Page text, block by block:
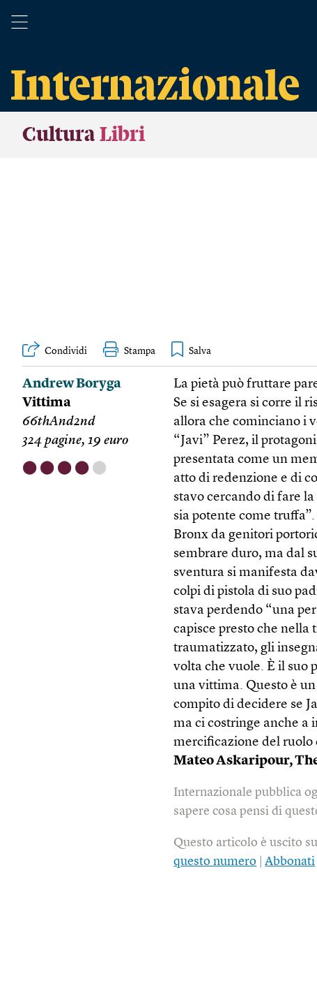
Cultura Libri
Condividi Stampa
Andrew Boryga
Vittima
66thAnd2nd
324 pagine, 19 euro
⬤ ⬤ ⬤ ⬤ ⬤
La pietà può fruttare
Se si esagera si corre il
allora che cominciano i
“Javi” Perez, il
presentata come un
atto di redenzione e di
stavo cercando di fare
sia potente come
Bronx da genitori
sembrare duro, ma dal
sventura si manifesta
colpi di pistola di suo
stava perdendo “una
capisce presto che nella
traumatizzato, gli
volta che vuole. È il suo
una vittima. Questo è
compito di decidere se
ma ci costringe anche a
mercificazione del
Mateo Askaripour,
Internazionale pubblica
sapere cosa pensi di
Questo articolo è uscito
questo numero |Abbonati